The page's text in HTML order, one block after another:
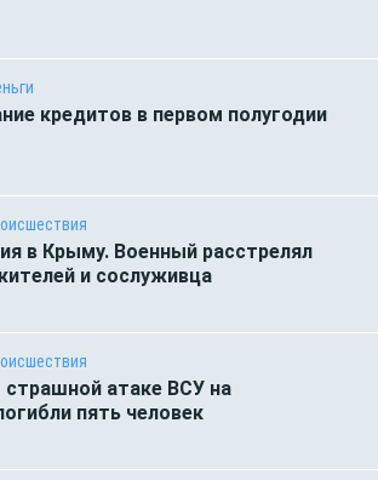
кредитов в первом полугодии
в Крыму. Военный расстрелял
и сослуживца
страшной атаке ВСУ на
пять человек